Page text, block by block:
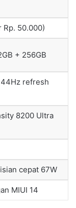
Rp. 50.000)
+ 256GB
refresh
8200 Ultra
cepat 67W
MIUI 14